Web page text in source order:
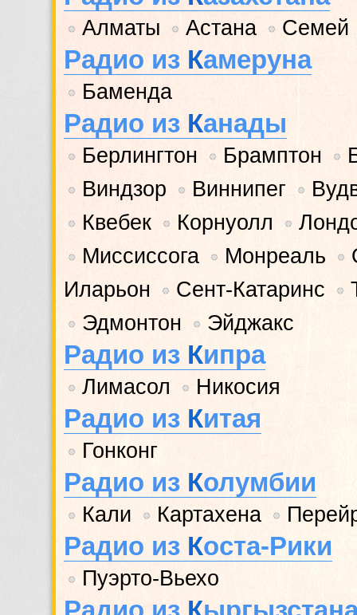
• Алматы • Астана • Семей
Радио из Камеруна
• Баменда
Радио из Канады
• Берлингтон • Брамптон •
• Виндзор • Виннипег •
• Квебек • Корнуолл •
• Миссиссога • Монреаль •
Иларьон
• Сент-Катаринс •
• Эдмонтон • Эйджакс
Радио из Кипра
• Лимасол • Никосия
Радио из Китая
• Гонконг
Радио из Колумбии
• Кали • Картахена •
Радио из Коста-Рики
• Пуэрто-Вьехо